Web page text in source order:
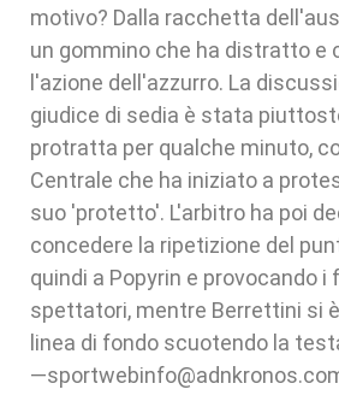
motivo? Dalla racchetta
un gommino che ha distratto e
l'azione dell'azzurro. La
giudice di sedia è stata
protratta per qualche minuto,
Centrale che ha iniziato a
suo 'protetto'. L'arbitro ha poi
concedere la ripetizione del
quindi a Popyrin e provocando i
spettatori, mentre Berrettini si
linea di fondo scuotendo la